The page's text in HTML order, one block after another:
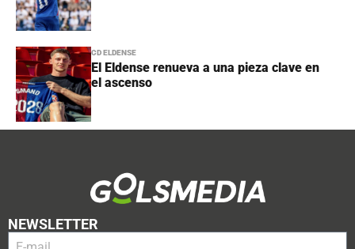
CD ELDENSE
El Eldense renueva a una pieza clave en
el ascenso
NEWSLETTER